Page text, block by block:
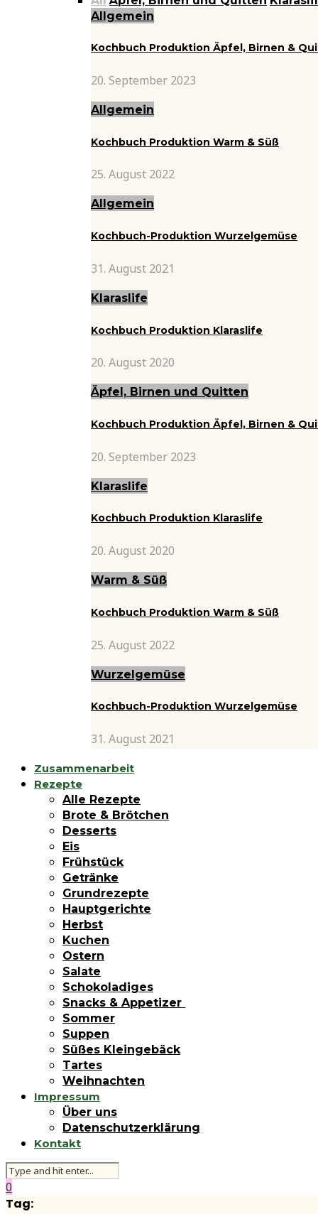
Allgemein
Kochbuch Produktion Äpfel, Birnen &
20. September 2023
Allgemein
Kochbuch Produktion Warm & Süß
25. August 2022
Allgemein
Kochbuch-Produktion Wurzelgemüse
31. August 2021
Klaraslife
Kochbuch Produktion Klaraslife
20. August 2020
Äpfel, Birnen und Quitten
Kochbuch Produktion Äpfel, Birnen &
20. September 2023
Klaraslife
Kochbuch Produktion Klaraslife
20. August 2020
Warm & Süß
Kochbuch Produktion Warm & Süß
25. August 2022
Wurzelgemüse
Kochbuch-Produktion Wurzelgemüse
31. August 2021
Zusammenarbeit
Rezepte
Alle Rezepte
Brote & Brötchen
Desserts
Eis
Frühstück
Getränke
Grundrezepte
Hauptgerichte
Herbst
Kuchen
Ostern
Salate
Schokoladiges
Snacks & Appetizer
Sommer
Suppen
Süßes Kleingebäck
Tartes
Weihnachten
Impressum
Über uns
Datenschutzerklärung
Kontakt
0
Tag: